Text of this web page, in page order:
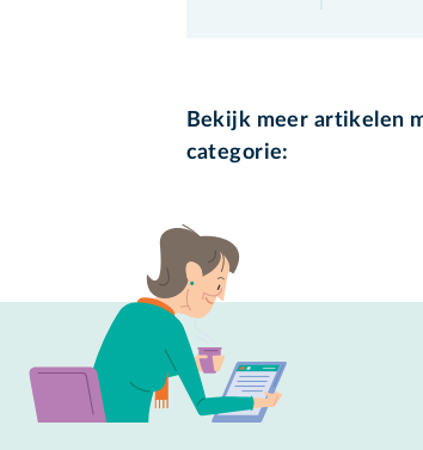
Bekijk meer artikelen
categorie: